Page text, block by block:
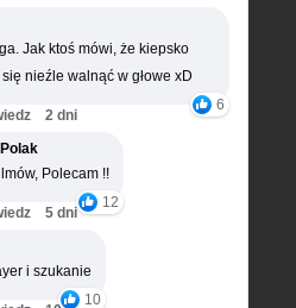
Jak ktoś mówi, że kiepsko
nieźle walnąć w głowe xD
6
2 dni
Polecam !!
12
5 dni
i szukanie
10